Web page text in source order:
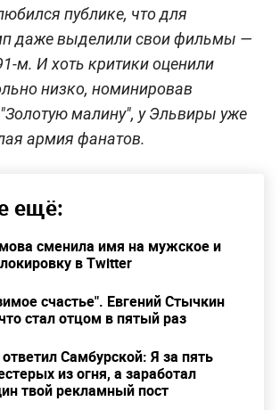
публике, что для
даже выделили свои фильмы —
м. И хоть критики оценили
низко, номинировав
малину", у Эльвиры уже
армия фанатов.
ещё:
сменила имя на мужское и
в Twitter
счастье". Евгений Стычкин
стал отцом в пятый раз
Самбурской: Я за пять
из огня, а заработал
твой рекламный пост